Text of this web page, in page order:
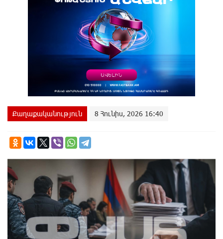
Քաղաքականություն 8 Հունիս, 2026 16:40